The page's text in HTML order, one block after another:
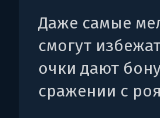
Даже самые
смогут
очки дают
сражении с